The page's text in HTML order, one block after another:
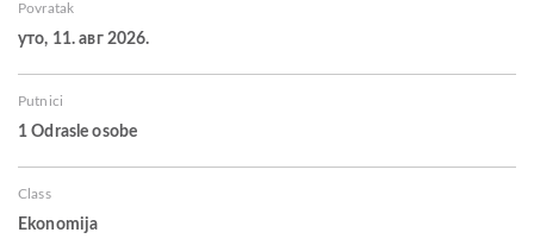
Povratak
уто, 11. авг 2026.
Putnici
1 Odrasle osobe
Class
Ekonomija